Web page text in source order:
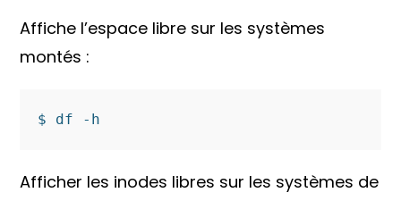
Affiche l’espace libre sur les systèmes
montés :
$ df -h
Afficher les inodes libres sur les systèmes de